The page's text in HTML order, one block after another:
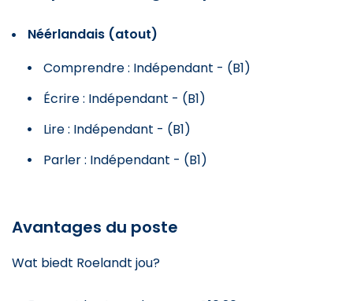
Néérlandais (atout)
Comprendre : Indépendant - (B1)
Écrire : Indépendant - (B1)
Lire : Indépendant - (B1)
Parler : Indépendant - (B1)
Avantages du poste
Wat biedt Roelandt jou?